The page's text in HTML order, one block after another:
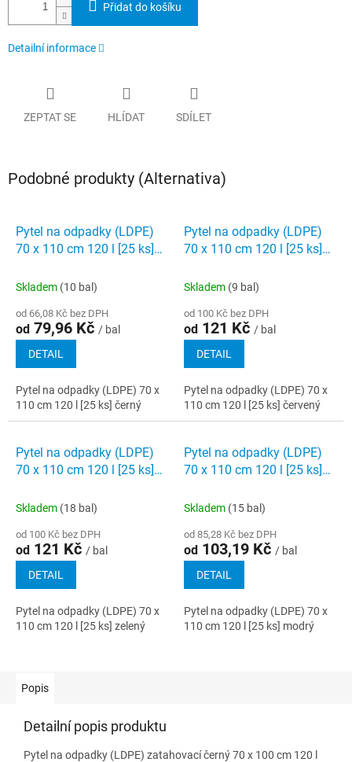
Přidat do košíku
Detailní informace
ZEPTAT SE HLÍDAT SDÍLET
Podobné produkty (Alternativa)
Pytel na odpadky (LDPE)
70 x 110 cm 120 l [25 ks]
Skladem (10 bal)
od 66,08 Kč bez DPH
od 79,96 Kč / bal
DETAIL
Pytel na odpadky (LDPE) 70 x
110 cm 120 l [25 ks] černý
Pytel na odpadky (LDPE)
70 x 110 cm 120 l [25 ks]
Skladem (9 bal)
od 100 Kč bez DPH
od 121 Kč / bal
DETAIL
Pytel na odpadky (LDPE) 70 x
110 cm 120 l [25 ks] červený
Pytel na odpadky (LDPE)
70 x 110 cm 120 l [25 ks]
Skladem (18 bal)
od 100 Kč bez DPH
od 121 Kč / bal
DETAIL
Pytel na odpadky (LDPE) 70 x
110 cm 120 l [25 ks] zelený
Pytel na odpadky (LDPE)
70 x 110 cm 120 l [25 ks]
Skladem (15 bal)
od 85,28 Kč bez DPH
od 103,19 Kč / bal
DETAIL
Pytel na odpadky (LDPE) 70 x
110 cm 120 l [25 ks] modrý
Popis
Detailní popis produktu
Pytel na odpadky (LDPE) zatahovací černý 70 x 100 cm 120 l